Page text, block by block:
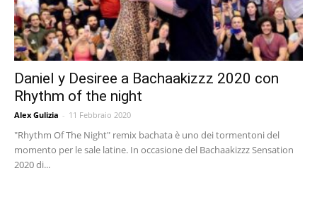
Daniel y Desiree a Bachaakizzz 2020 con
Rhythm of the night
Alex Gulizia - 11 Febbraio 2020
"Rhythm Of The Night" remix bachata è uno dei tormentoni del
momento per le sale latine. In occasione del Bachaakizzz Sensation
2020 di...